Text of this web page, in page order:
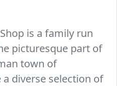
is a family run
picturesque part of
town of
diverse selection of